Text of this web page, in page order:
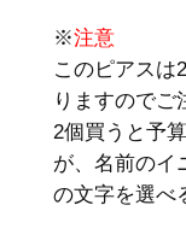
※注意
このピアスは
りますのでご
2個買うと予
が、名前のイ
の文字を選べ